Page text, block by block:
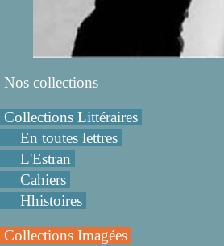
Nos collections
Collections Littéraires
En toutes lettres
L'Estran
Cahiers
Hhistoires
Collections Imagées